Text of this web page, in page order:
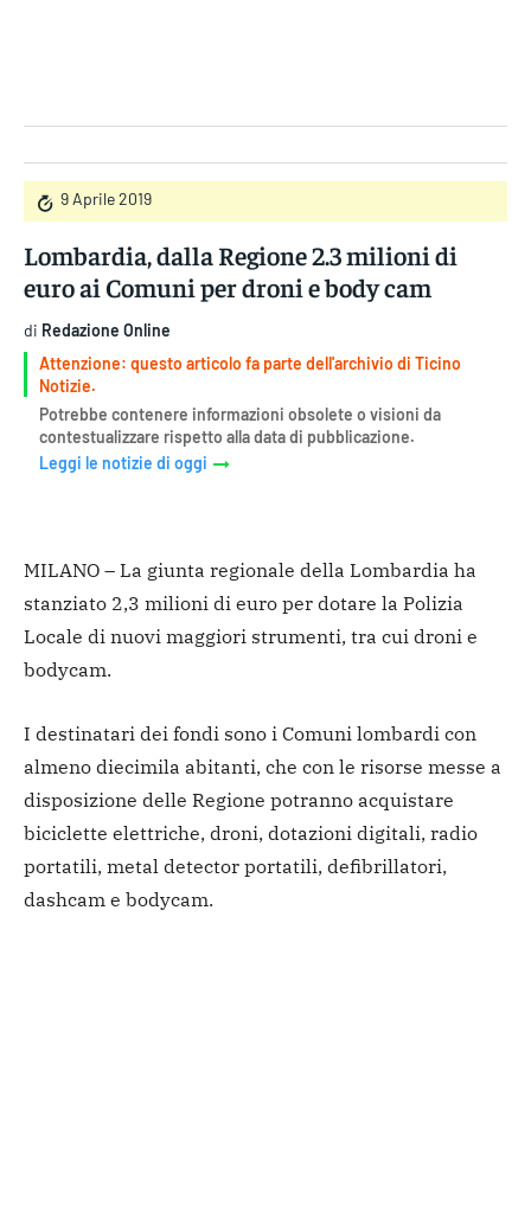
9 Aprile 2019
Lombardia, dalla Regione 2.3 milioni di
euro ai Comuni per droni e body cam
di Redazione Online
Attenzione: questo articolo fa parte dell'archivio di Ticino
Notizie.
Potrebbe contenere informazioni obsolete o visioni da
contestualizzare rispetto alla data di pubblicazione.
Leggi le notizie di oggi
MILANO – La giunta regionale della Lombardia ha
stanziato 2,3 milioni di euro per dotare la Polizia
Locale di nuovi maggiori strumenti, tra cui droni e
bodycam.
I destinatari dei fondi sono i Comuni lombardi con
almeno diecimila abitanti, che con le risorse messe a
disposizione delle Regione potranno acquistare
biciclette elettriche, droni, dotazioni digitali, radio
portatili, metal detector portatili, defibrillatori,
dashcam e bodycam.